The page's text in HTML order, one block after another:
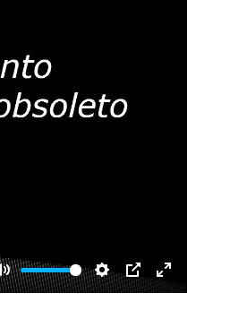
MUTE SETTINGS
PIPENTER